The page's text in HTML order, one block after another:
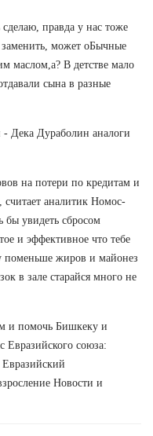
правда у нас тоже
может оБычные
маслом,а? В детстве мало
сына в разные
Дека Дураболин аналоги
на потери по кредитам и
считает аналитик Номос-
бы увидеть сбросом
и эффективное что тебе
поменьше жиров и майонез
в зале старайся много не
и помочь Бишкеку и
Евразийского союза:
Новости и